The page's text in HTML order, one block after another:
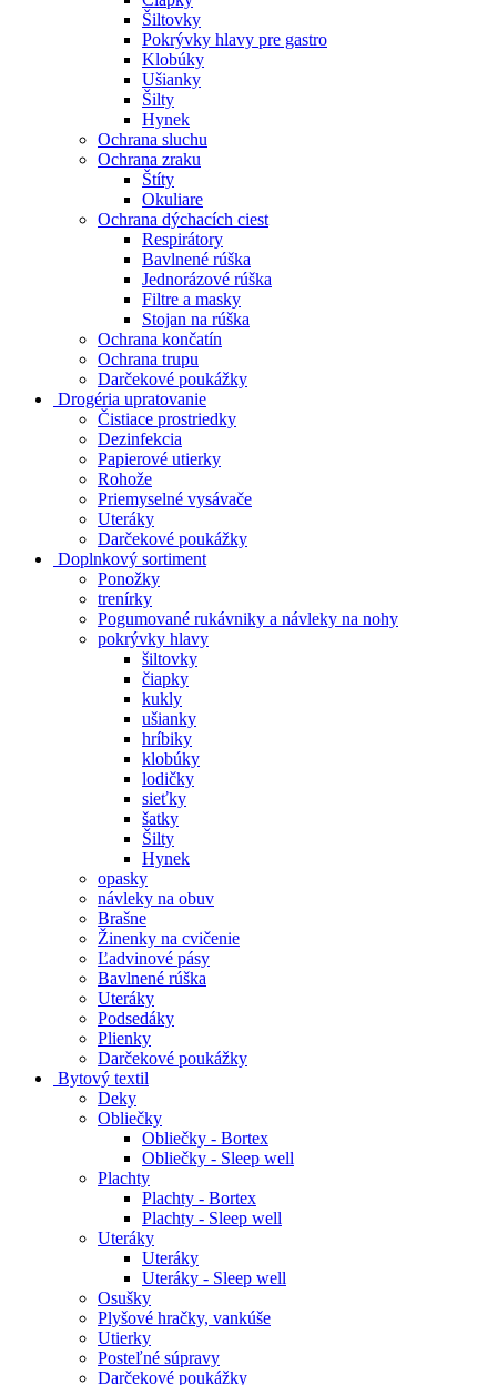
Šiltovky
Pokrývky hlavy pre gastro
Klobúky
Ušianky
Šilty
Hynek
Ochrana sluchu
Ochrana zraku
Štíty
Okuliare
Ochrana dýchacích ciest
Respirátory
Bavlnené rúška
Jednorázové rúška
Filtre a masky
Stojan na rúška
Ochrana končatín
Ochrana trupu
Darčekové poukážky
Drogéria upratovanie
Čistiace prostriedky
Dezinfekcia
Papierové utierky
Rohože
Priemyselné vysávače
Uteráky
Darčekové poukážky
Doplnkový sortiment
Ponožky
trenírky
Pogumované rukávniky a návleky na nohy
pokrývky hlavy
šiltovky
čiapky
kukly
ušianky
hríbiky
klobúky
lodičky
sieťky
šatky
Šilty
Hynek
opasky
návleky na obuv
Brašne
Žinenky na cvičenie
Ľadvinové pásy
Bavlnené rúška
Uteráky
Podsedáky
Plienky
Darčekové poukážky
Bytový textil
Deky
Obliečky
Obliečky - Bortex
Obliečky - Sleep well
Plachty
Plachty - Bortex
Plachty - Sleep well
Uteráky
Uteráky
Uteráky - Sleep well
Osušky
Plyšové hračky, vankúše
Utierky
Posteľné súpravy
Darčekové poukážky